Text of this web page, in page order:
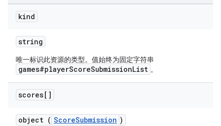
kind
string
唯一标识此资源的类型。值始终为固定字符串
games#playerScoreSubmissionList 。
scores[]
object ( ScoreSubmission )